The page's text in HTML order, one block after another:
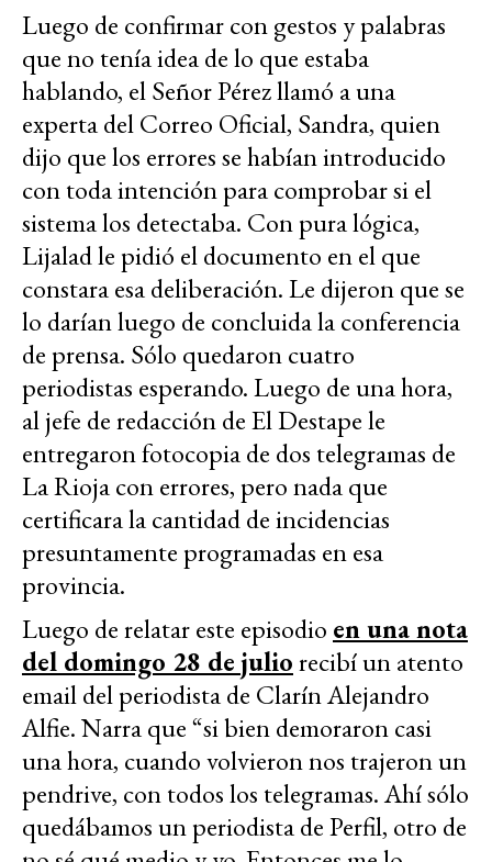
Luego de confirmar con gestos y palabras
que no tenía idea de lo que estaba
hablando, el Señor Pérez llamó a una
experta del Correo Oficial, Sandra, quien
dijo que los errores se habían introducido
con toda intención para comprobar si el
sistema los detectaba. Con pura lógica,
Lijalad le pidió el documento en el que
constara esa deliberación. Le dijeron que se
lo darían luego de concluida la conferencia
de prensa. Sólo quedaron cuatro
periodistas esperando. Luego de una hora,
al jefe de redacción de El Destape le
entregaron fotocopia de dos telegramas de
La Rioja con errores, pero nada que
certificara la cantidad de incidencias
presuntamente programadas en esa
provincia.
Luego de relatar este episodio en una nota
del domingo 28 de juliorecibí un atento
email del periodista de Clarín Alejandro
Alfie. Narra que “si bien demoraron casi
una hora, cuando volvieron nos trajeron un
pendrive, con todos los telegramas. Ahí sólo
quedábamos un periodista de Perfil, otro de